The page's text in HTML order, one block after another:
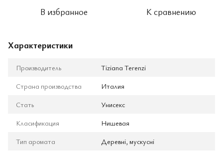
В избранное К сравнению
Характеристики
Производитель
Tiziana Terenzi
Страна производства
Италия
Стать
Унисекс
Класификация
Нишевая
Тип аромата
Деревні, мускусні